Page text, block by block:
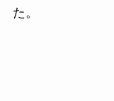
た。